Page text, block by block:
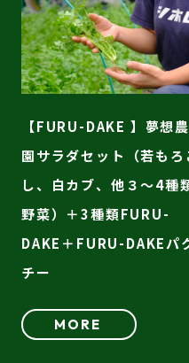
【FURU-DAKE 】夢想農
園サラダセット（若もろ
し、白カブ、他３～4種
野菜）＋3種類FURU-
DAKE＋FURU-DAKEパ
チー
MORE